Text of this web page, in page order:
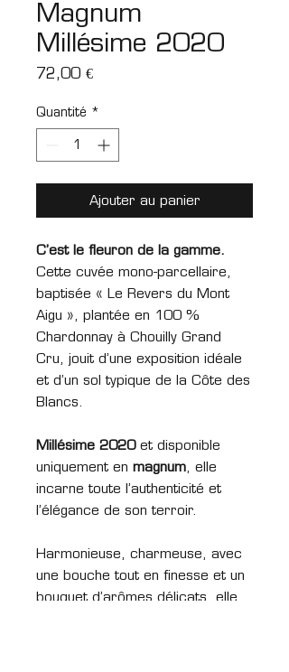
Magnum
Millésime 2020
72,00 €Prix
Quantité *
Ajouter au panier
C’est le fleuron de la gamme.
Cette cuvée mono-parcellaire,
baptisée « Le Revers du Mont
Aigu », plantée en 100 %
Chardonnay à Chouilly Grand
Cru, jouit d’une exposition idéale
et d’un sol typique de la Côte des
Blancs.
Millésime 2020et disponible
uniquement en magnum, elle
incarne toute l’authenticité et
l’élégance de son terroir.
Harmonieuse, charmeuse, avec
une bouche tout en finesse et un
bouquet d’arômes délicats, elle